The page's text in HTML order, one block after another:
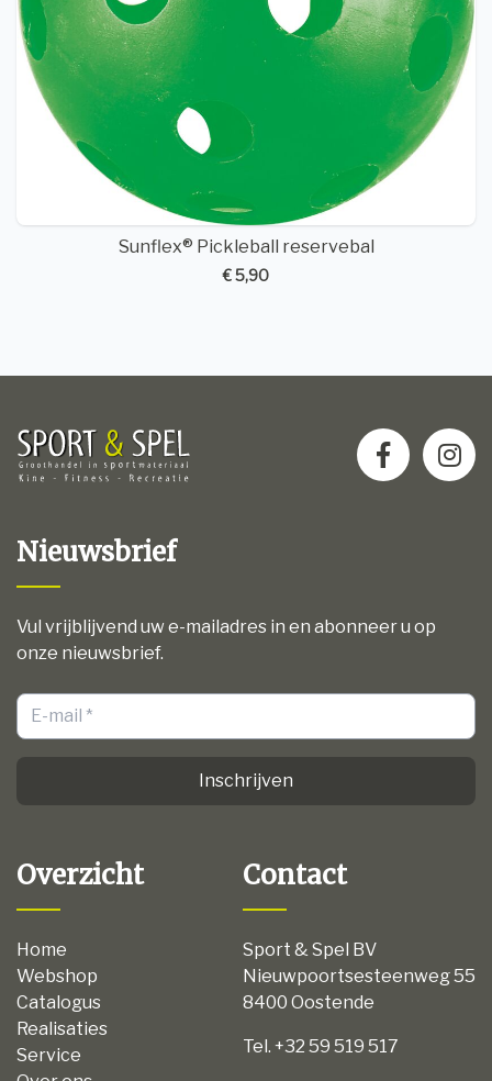
Sunflex® Pickleball reservebal
€ 5,90
Nieuwsbrief
Vul vrijblijvend uw e-mailadres in en abonneer u op
onze nieuwsbrief.
Inschrijven
Overzicht
Home
Webshop
Catalogus
Realisaties
Service
Contact
Sport & Spel BV
Nieuwpoortsesteenweg 55
8400 Oostende
Tel. +32 59 519 517